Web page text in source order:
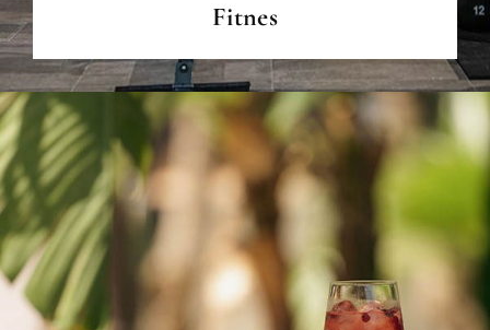
Fitnes